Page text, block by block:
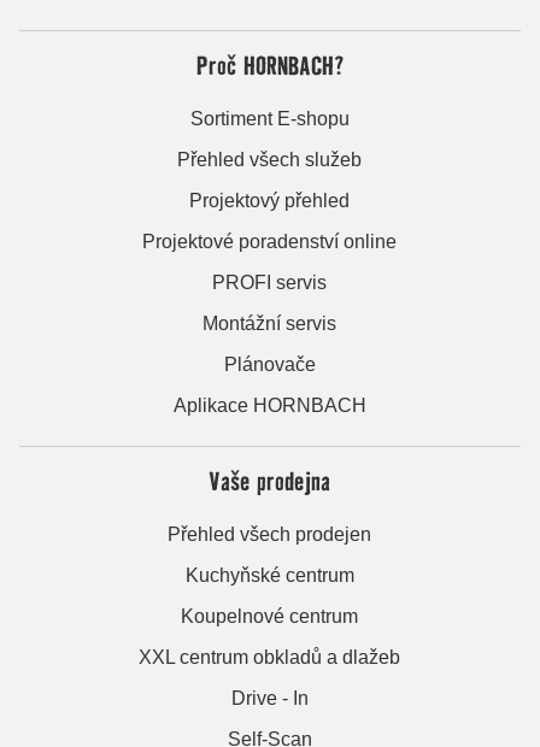
Proč HORNBACH?
Sortiment E-shopu
Přehled všech služeb
Projektový přehled
Projektové poradenství online
PROFI servis
Montážní servis
Plánovače
Aplikace HORNBACH
Vaše prodejna
Přehled všech prodejen
Kuchyňské centrum
Koupelnové centrum
XXL centrum obkladů a dlažeb
Drive - In
Self-Scan